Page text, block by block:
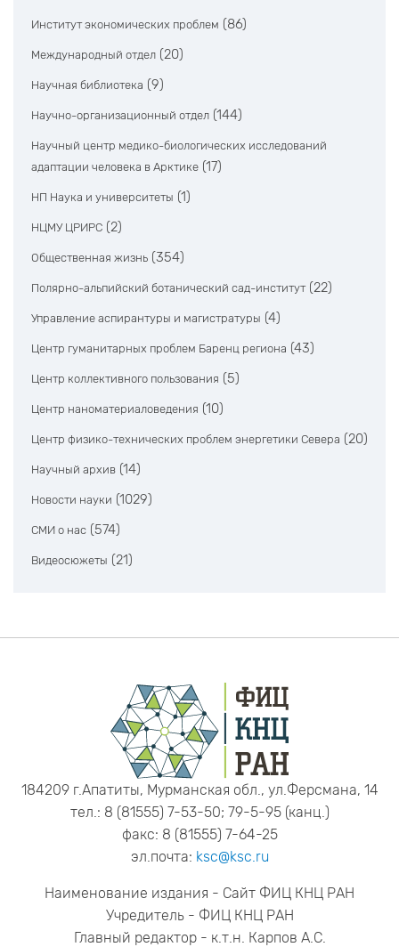
Институт экономических проблем (86)
Международный отдел (20)
Научная библиотека (9)
Научно-организационный отдел (144)
Научный центр медико-биологических исследований
адаптации человека в Арктике (17)
НП Наука и университеты (1)
НЦМУ ЦРИРС (2)
Общественная жизнь (354)
Полярно-альпийский ботанический сад-институт (22)
Управление аспирантуры и магистратуры (4)
Центр гуманитарных проблем Баренц региона (43)
Центр коллективного пользования (5)
Центр наноматериаловедения (10)
Центр физико-технических проблем энергетики Севера (20)
Научный архив (14)
Новости науки (1029)
СМИ о нас (574)
Видеосюжеты (21)
184209 г.Апатиты, Мурманская обл., ул.Ферсмана, 14
тел.: 8 (81555) 7-53-50; 79-5-95 (канц.)
факс: 8 (81555) 7-64-25
эл.почта: ksc@ksc.ru
Наименование издания - Сайт ФИЦ КНЦ РАН
Учредитель - ФИЦ КНЦ РАН
Главный редактор - к.т.н. Карпов А.С.